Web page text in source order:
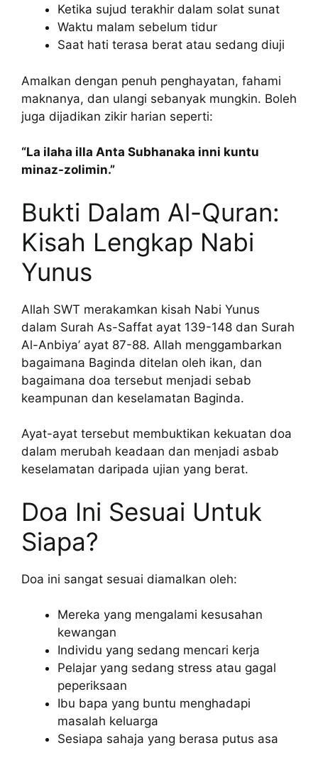
Ketika sujud terakhir dalam solat sunat
Waktu malam sebelum tidur
Saat hati terasa berat atau sedang diuji
Amalkan dengan penuh penghayatan, fahami
maknanya, dan ulangi sebanyak mungkin. Boleh
juga dijadikan zikir harian seperti:
“La ilaha illa Anta Subhanaka inni kuntu
minaz-zolimin.”
Bukti Dalam Al-Quran:
Kisah Lengkap Nabi
Yunus
Allah SWT merakamkan kisah Nabi Yunus
dalam Surah As-Saffat ayat 139-148 dan Surah
Al-Anbiya’ ayat 87-88. Allah menggambarkan
bagaimana Baginda ditelan oleh ikan, dan
bagaimana doa tersebut menjadi sebab
keampunan dan keselamatan Baginda.
Ayat-ayat tersebut membuktikan kekuatan doa
dalam merubah keadaan dan menjadi asbab
keselamatan daripada ujian yang berat.
Doa Ini Sesuai Untuk
Siapa?
Doa ini sangat sesuai diamalkan oleh:
Mereka yang mengalami kesusahan
kewangan
Individu yang sedang mencari kerja
Pelajar yang sedang stress atau gagal
peperiksaan
Ibu bapa yang buntu menghadapi
masalah keluarga
Sesiapa sahaja yang berasa putus asa